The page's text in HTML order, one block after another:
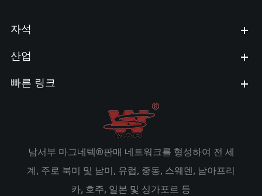
자석
산업
빠른 링크
남서부 마그네텍®판매 네트워크를 형성하여 전 세
계, 주로 북미 및 남미, 유럽, 중동, 스웨덴, 남아프리
카, 호주, 일본 및 싱가포르 등